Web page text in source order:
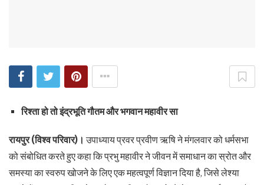
रिश्ता हो तो इंद्रभूति गौतम और भगवान महावीर सा
रायपुर (विश्व परिवार)।उपाध्याय प्रवर प्रवीण ऋषि ने मंगलवार को धर्मसभा
को संबोधित करते हुए कहा कि प्रभु महावीर ने जीवन में समाधान का स्रोत और
समस्या का स्वरुप खोजने के लिए एक महत्वपूर्ण विज्ञान दिया है, जिसे लेश्या